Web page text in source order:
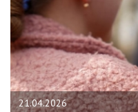
21.04.2026